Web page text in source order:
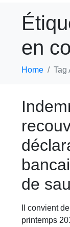
en
Home Tag
de
Il convient
printemps